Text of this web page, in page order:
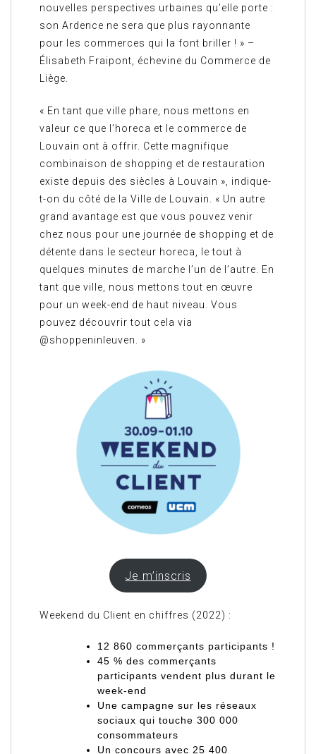
nouvelles perspectives urbaines qu’elle porte :
son Ardence ne sera que plus rayonnante
pour les commerces qui la font briller ! » –
Élisabeth Fraipont, échevine du Commerce de
Liège.
« En tant que ville phare, nous mettons en
valeur ce que l’horeca et le commerce de
Louvain ont à offrir. Cette magnifique
combinaison de shopping et de restauration
existe depuis des siècles à Louvain », indique-
t-on du côté de la Ville de Louvain. « Un autre
grand avantage est que vous pouvez venir
chez nous pour une journée de shopping et de
détente dans le secteur horeca, le tout à
quelques minutes de marche l’un de l’autre. En
tant que ville, nous mettons tout en œuvre
pour un week-end de haut niveau. Vous
pouvez découvrir tout cela via
@shoppeninleuven. »
Je m’inscris
Weekend du Client en chiffres (2022) :
12 860 commerçants participants !
45 % des commerçants
participants vendent plus durant le
week-end
Une campagne sur les réseaux
sociaux qui touche 300 000
consommateurs
Un concours avec 25 400